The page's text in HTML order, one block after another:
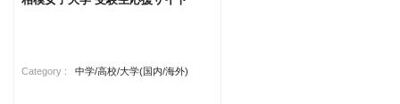
Category : 中学/高校/大学(国内/海外)